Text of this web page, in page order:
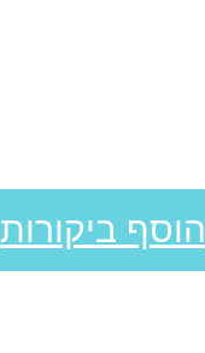
הוסף ביקורות